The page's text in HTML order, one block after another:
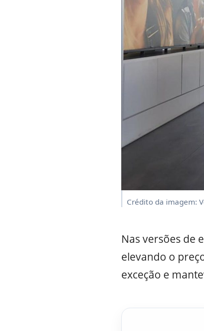
Crédito da imagem:
Nas versões de
elevando o
exceção e